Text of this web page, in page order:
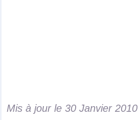
Mis à jour le30 Janvier 2010